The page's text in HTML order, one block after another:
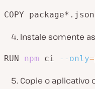
COPY
Instale somente
RUN npm ci --only=
Copie o aplicativo